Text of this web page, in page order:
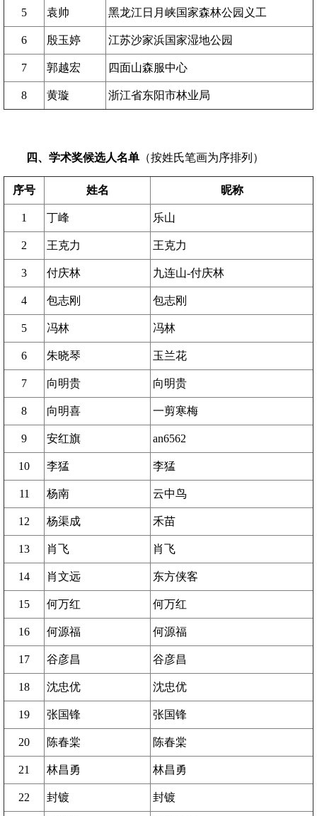
5 袁帅 黑龙江日月峡国家森林公园义工
6 殷玉婷 江苏沙家浜国家湿地公园
7 郭越宏 四面山森服中心
8 黄璇 浙江省东阳市林业局
四、学术奖候选人名单 （按姓氏笔画为序排列）
序号 姓名 昵称
1 丁峰 乐山
2 王克力 王克力
3 付庆林 九连山-付庆林
4 包志刚 包志刚
5 冯林 冯林
6 朱晓琴 玉兰花
7 向明贵 向明贵
8 向明喜 一剪寒梅
9 安红旗 an6562
10 李猛 李猛
11 杨南 云中鸟
12 杨渠成 禾苗
13 肖飞 肖飞
14 肖文远 东方侠客
15 何万红 何万红
16 何源福 何源福
17 谷彦昌 谷彦昌
18 沈忠优 沈忠优
19 张国锋 张国锋
20 陈春棠 陈春棠
21 林昌勇 林昌勇
22 封镀 封镀